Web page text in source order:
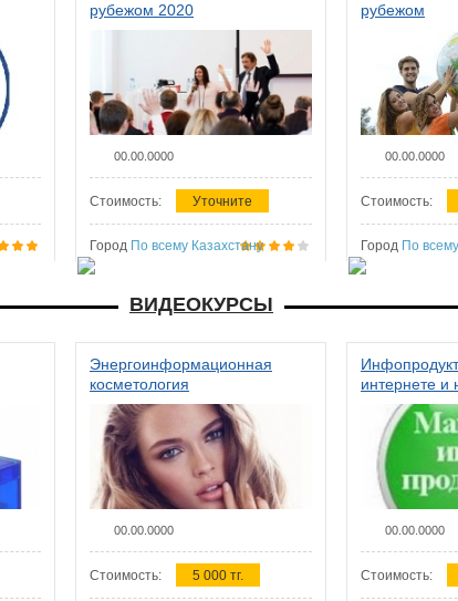
рубежом 2020
00.00.0000
Стоимость: Уточните
Город По всему Казахстану
рубежом
00.00.0000
Стоимость:
Город По
ВИДЕОКУРСЫ
Энергоинформационная
косметология
00.00.0000
Стоимость: 5 000 тг.
интернете и
00.00.0000
Стоимость: